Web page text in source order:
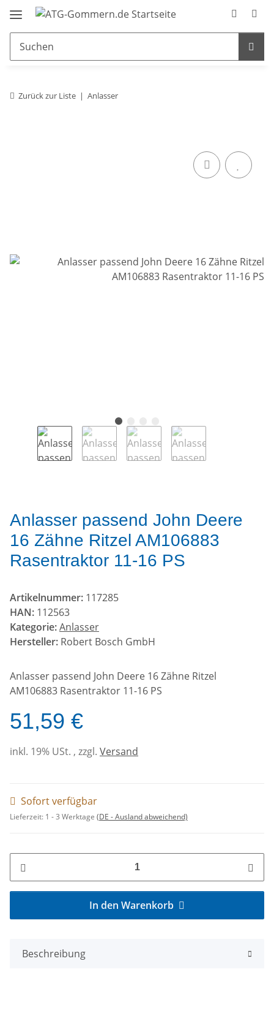
Zurück zur Liste Anlasser
Anlasser passend John Deere
16 Zähne Ritzel AM106883
Rasentraktor 11-16 PS
Artikelnummer: 117285
HAN: 112563
Kategorie:Anlasser
Hersteller: Robert Bosch GmbH
Anlasser passend John Deere 16 Zähne Ritzel
AM106883 Rasentraktor 11-16 PS
51,59 €
inkl. 19% USt. , zzgl. Versand
Sofort verfügbar
Lieferzeit: 1 - 3 Werktage (DE - Ausland abweichend)
In den Warenkorb
Beschreibung